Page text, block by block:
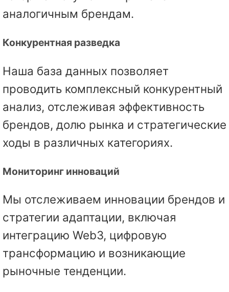
аналогичным брендам.
Конкурентная разведка
Наша база данных позволяет
проводить комплексный конкурентный
анализ, отслеживая эффективность
брендов, долю рынка и стратегические
ходы в различных категориях.
Мониторинг инноваций
Мы отслеживаем инновации брендов и
стратегии адаптации, включая
интеграцию Web3, цифровую
трансформацию и возникающие
рыночные тенденции.